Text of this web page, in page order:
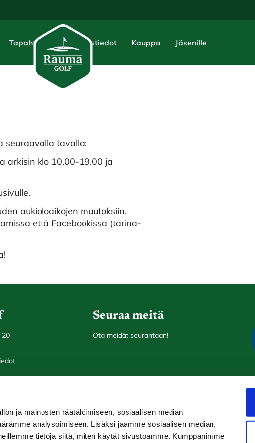
ja mainosten räätälöimiseen, sosiaalisen median
analysoimiseen. Lisäksi jaamme sosiaalisen median,
tietoja siitä, miten käytät sivustoamme. Kumppanimme
Tapahtumat Yhteystiedot Kauppa Jäsenille
seuraavalla tavalla:
arkisin klo 10.00-19.00 ja
aukioloaikojen muutoksiin.
että Facebookissa (tarina-
20
Seuraa meitä
Ota meidät seurantaan!